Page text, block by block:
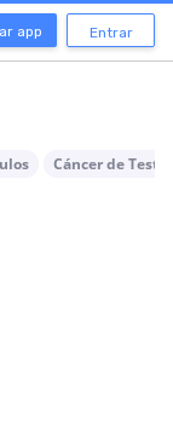
app Entrar
Cáncer de